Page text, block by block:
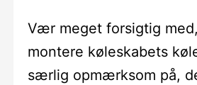
Vær meget forsigtig
montere køleskabets
særlig opmærksom på,